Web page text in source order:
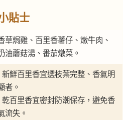
貼士
草焗雞、百里香薯仔、燉牛肉、
油蘑菇湯、番茄燉菜。
新鮮百里香宜選枝葉完整、香氣明
者。
乾百里香宜密封防潮保存，避免香
流失。